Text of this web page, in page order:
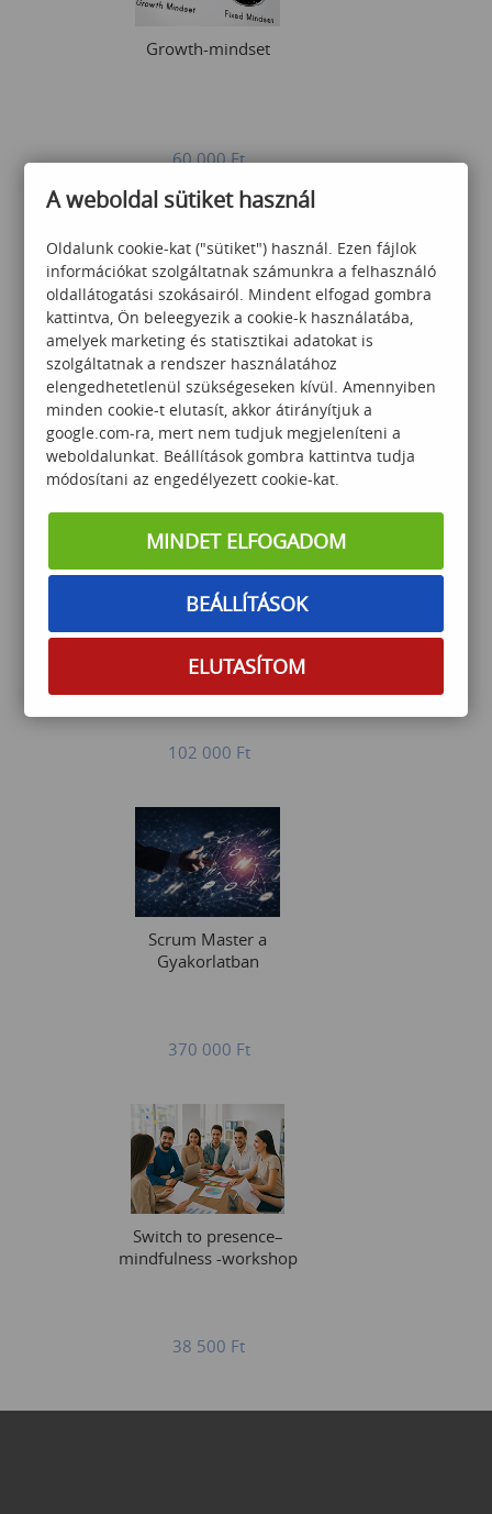
Growth-mindset
60 000Ft
SKILL COACHING
MUNKATÁRSAKNAK
Érdeklődjön
PowerBI Basics
102 000 Ft
Scrum Master a
Gyakorlatban
370 000 Ft
Switch to presence–
mindfulness -workshop
38 500 Ft
A weboldal sütiket használ
Oldalunk cookie-kat ("sütiket") használ. Ezen fájlok
információkat szolgáltatnak számunkra a felhasználó
oldallátogatási szokásairól. Mindent elfogad gombra
kattintva, Ön beleegyezik a cookie-k használatába,
amelyek marketing és statisztikai adatokat is
szolgáltatnak a rendszer használatához
elengedhetetlenül szükségeseken kívül. Amennyiben
minden cookie-t elutasít, akkor átirányítjuk a
google.com-ra, mert nem tudjuk megjeleníteni a
weboldalunkat. Beállítások gombra kattintva tudja
módosítani az engedélyezett cookie-kat.
MINDET ELFOGADOM
BEÁLLÍTÁSOK
ELUTASÍTOM